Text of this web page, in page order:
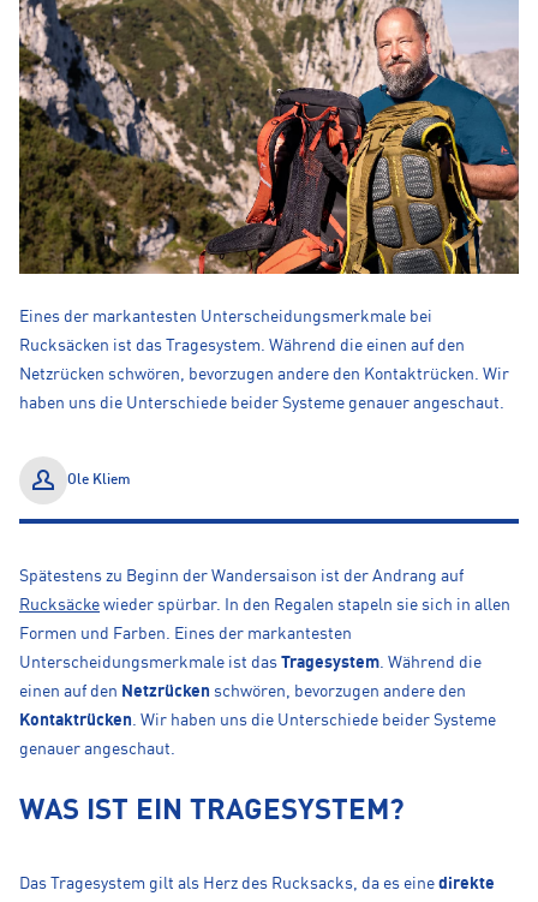
Eines der markantesten Unterscheidungsmerkmale bei
Rucksäcken ist das Tragesystem. Während die einen auf den
Netzrücken schwören, bevorzugen andere den Kontaktrücken. Wir
haben uns die Unterschiede beider Systeme genauer angeschaut.
Ole Kliem
Spätestens zu Beginn der Wandersaison ist der Andrang auf
Rucksäcke wieder spürbar. In den Regalen stapeln sie sich in allen
Formen und Farben. Eines der markantesten
Unterscheidungsmerkmale ist das Tragesystem . Während die
einen auf den Netzrücken schwören, bevorzugen andere den
Kontaktrücken . Wir haben uns die Unterschiede beider Systeme
genauer angeschaut.
WAS IST EIN TRAGESYSTEM?
Das Tragesystem gilt als Herz des Rucksacks, da es eine direkte